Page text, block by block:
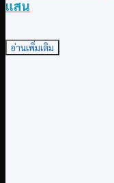
แสน
อ่านเพิ่มเติม